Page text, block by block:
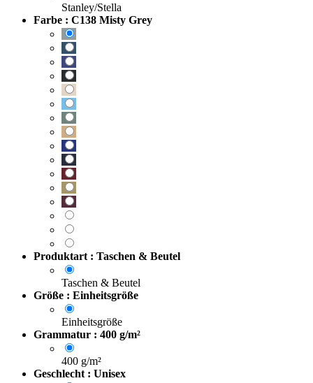
Stanley/Stella
Farbe : C138 Misty Grey
Produktart : Taschen & Beutel
Taschen & Beutel
Größe : Einheitsgröße
Einheitsgröße
Grammatur : 400 g/m²
400 g/m²
Geschlecht : Unisex